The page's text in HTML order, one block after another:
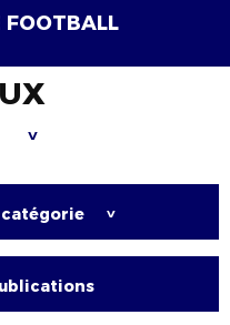
FOOTBALL
>
>